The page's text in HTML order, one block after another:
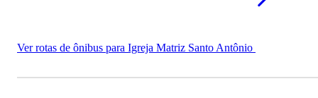
Ver rotas de ônibus para Igreja Matriz Santo Antônio